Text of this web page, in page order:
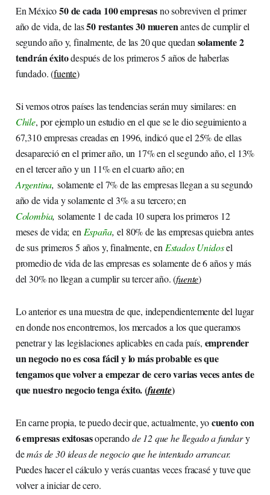
En México50 de cada 100 empresasno sobreviven el primer
año de vida, de las50 restantes 30 muerenantes de cumplir el
segundo año y, finalmente, de las 20 que quedan solamente 2
tendrán éxitodespués de los primeros 5 años de haberlas
fundado. (fuente)
Si vemos otros países las tendencias serán muy similares: en
Chile, por ejemplo un estudio en el que se le dio seguimiento a
67,310 empresas creadas en 1996, indicó que el 25% de ellas
desapareció en el primer año, un 17% en el segundo año, el 13%
en el tercer año y un 11% en el cuarto año; en
Argentina, solamente el 7% de las empresas llegan a su segundo
año de vida y solamente el 3% a su tercero; en
Colombia,solamente 1 de cada 10 supera los primeros 12
meses de vida; en España,el 80% de las empresas quiebra antes
de sus primeros 5 años y, finalmente, en Estados Unidosel
promedio de vida de las empresas es solamente de 6 años y más
del 30% no llegan a cumplir su tercer año. (fuente)
Lo anterior es una muestra de que, independientemente del lugar
en donde nos encontremos, los mercados a los que queramos
penetrar y las legislaciones aplicables en cada país, emprender
un negocio no es cosa fácil y lo más probable es que
tengamos que volver a empezar de cero varias veces antes de
que nuestro negocio tenga éxito. (fuente)
En carne propia, te puedo decir que, actualmente, yocuento con
6 empresas exitosasoperandode 12 que he llegado a fundary
demás de 30 ideas de negocio que he intentado arrancar.
Puedes hacer el cálculo y verás cuantas veces fracasé y tuve que
volver a iniciar de cero.